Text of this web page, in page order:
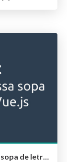
JavaScript - Como sobreviver a essa sopa de letrinhas com Vue.js